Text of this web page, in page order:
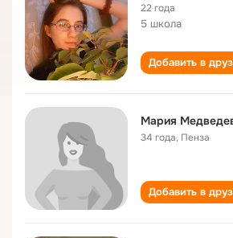
22 года
5 школа
Добавить в
Мария
34 года, Пенза
Добавить в